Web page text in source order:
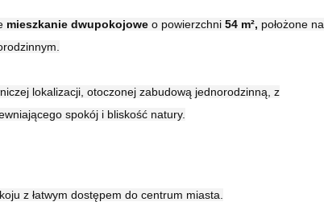
mieszkanie dwupokojowe o powierzchni 54 m², położone na
lokalizacji, otoczonej zabudową jednorodzinną, z
spokój i bliskość natury.
z łatwym dostępem do centrum miasta.